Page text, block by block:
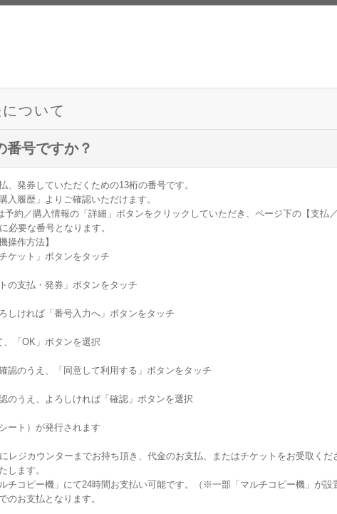
ついて
番号ですか？
、発券していただくための13桁の番号です。
入履歴」よりご確認いただけます。
予約／購入情報の「詳細」ボタンをクリックしていただき、ページ下の【支払
必要な番号となります。
操作方法】
ケット」ボタンをタッチ
の支払・発券」ボタンをタッチ
しければ「番号入力へ」ボタンをタッチ
、「OK」ボタンを選択
認のうえ、「同意して利用する」ボタンをタッチ
のうえ、よろしければ「確認」ボタンを選択
ート）が発行されます
レジカウンターまでお持ち頂き、代金のお支払、またはチケットをお受取くだ
します。
チコピー機」にて24時間お支払い可能です。（※一部「マルチコピー機」が設
お支払となります。